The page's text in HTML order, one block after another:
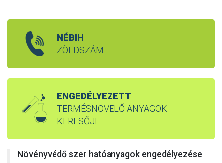
NÉBIH
ZÖLDSZÁM
ENGEDÉLYEZETT
TERMÉSNÖVELŐ ANYAGOK
KERESŐJE
Növényvédő szer hatóanyagok engedélyezése